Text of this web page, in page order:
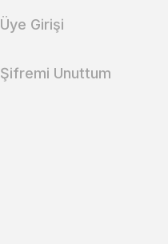
Üye Girişi
Şifremi Unuttum